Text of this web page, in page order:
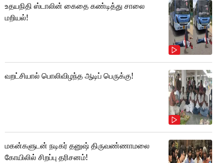
உதயநிதி ஸ்டாலின் கைதை கண்டித்து சாலை
மறியல்!
வறட்சியால் பொலிவிழந்த ஆடிப் பெருக்கு!
மகன்களுடன் நடிகர் தனுஷ் திருவண்ணாமலை
கோயிலில் சிறப்பு தரிசனம்!